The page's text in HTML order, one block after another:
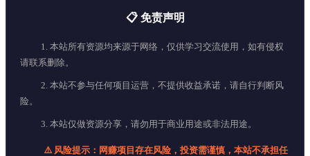
📋 免责声明
1. 本站所有资源均来源于网络，仅供学习交流使用，如有侵权
请联系删除。
2. 本站不参与任何项目运营，不提供收益承诺，请自行判断风
险。
3. 本站仅做资源分享，请勿用于商业用途或非法用途。
⚠️ 风险提示：网赚项目存在风险，投资需谨慎，本站不承担任